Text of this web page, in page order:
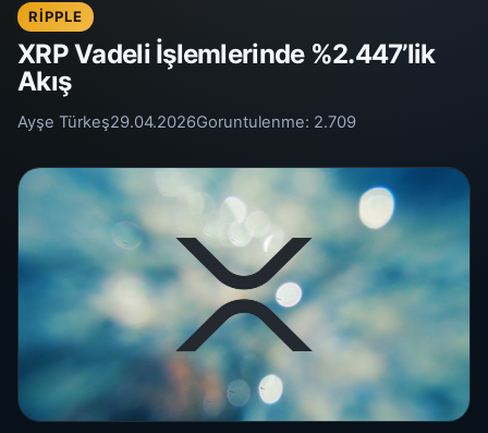
RIPPLE
XRP Vadeli İşlemlerinde %2.447’lik
Akış
Ayşe Türkeş29.04.2026Goruntulenme: 2.709